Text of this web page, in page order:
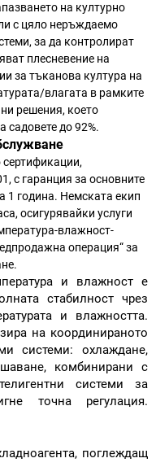
на културно
с цяло неръждаемо
за да контролират
плесневение на
за тъканова култура на
влагата в рамките
решения, което
садовете до 92%.
с гаранция за основните
1 година. Немската екип
осигурявайки услуги
влажност-
операция“ за
и влажност е
стабилност чрез
и влажността.
на координираното
системи: охлаждане,
комбинирани с
системи за
точна регулация.
поглеждащ